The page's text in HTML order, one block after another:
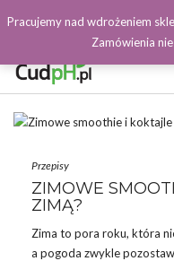
Przepisy
ZIMOWE
ZIMĄ?
Zima to pora roku, która
a pogoda zwykle
Pracujemy nad wdrożeniem
Zamówienia